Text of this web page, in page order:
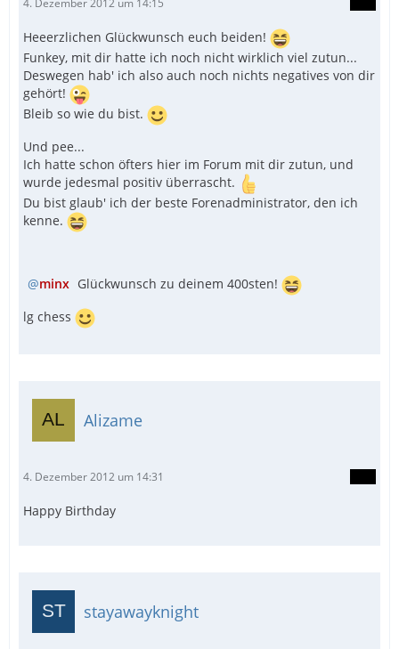
4. Dezember 2012 um 14:15
Heeerzlichen Glückwunsch euch beiden!
Funkey, mit dir hatte ich noch nicht wirklich viel zutun...
Deswegen hab' ich also auch noch nichts negatives von dir
gehört!
Bleib so wie du bist.
Und pee...
Ich hatte schon öfters hier im Forum mit dir zutun, und
wurde jedesmal positiv überrascht.
Du bist glaub' ich der beste Forenadministrator, den ich
kenne.
minx Glückwunsch zu deinem 400sten!
lg chess
Alizame
4. Dezember 2012 um 14:31
Happy Birthday
stayawayknight